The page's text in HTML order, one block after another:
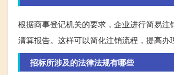
根据商事登记机关的要求，企业进行简易
清算报告。这样可以简化注销流程，提高办
招标所涉及的法律法规有哪些